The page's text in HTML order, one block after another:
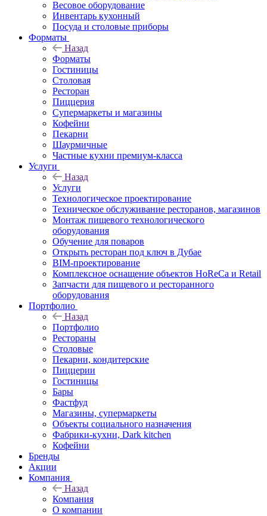
Весовое оборудование
Инвентарь кухонный
Посуда и столовые приборы
Форматы
Назад
Форматы
Гостиницы
Столовая
Ресторан
Пиццерия
Супермаркеты и магазины
Кофейни
Пекарни
Шаурмичные
Частные кухни премиум-класса
Услуги
Назад
Услуги
Технологическое проектирование
Техническое обслуживание ресторанов, магазинов
Монтаж пищевого технологического
оборудования
Обучение для поваров
Открыть ресторан под ключ в Дубае
BIM-проектирование
Комплексное оснащение объектов HoReCa и Retail
Запчасти для пищевого и ресторанного
оборудования
Портфолио
Назад
Портфолио
Рестораны
Столовые
Пекарни, кондитерские
Пиццерии
Гостиницы
Бары
Фастфуд
Магазины, супермаркеты
Объекты социального назначения
Фабрики-кухни, Dark kitchen
Кофейни
Бренды
Акции
Компания
Назад
Компания
О компании